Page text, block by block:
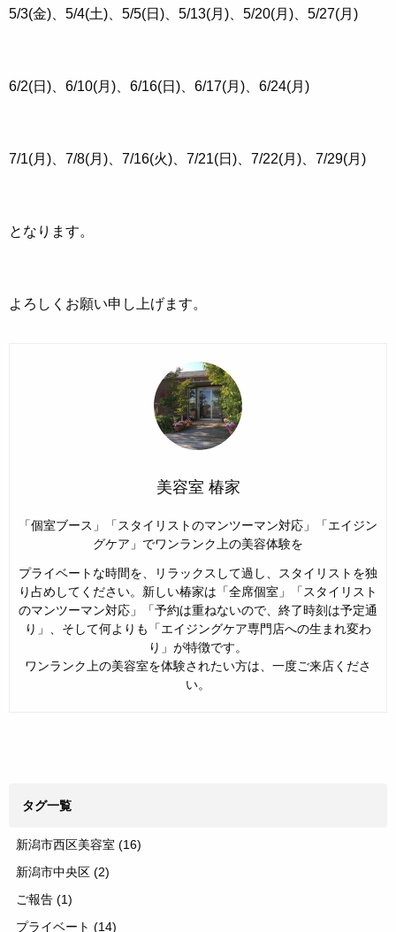
5/3(金)、5/4(土)、5/5(日)、5/13(月)、5/20(月)、5/27(月)
6/2(日)、6/10(月)、6/16(日)、6/17(月)、6/24(月)
7/1(月)、7/8(月)、7/16(火)、7/21(日)、7/22(月)、7/29(月)
となります。
よろしくお願い申し上げます。
美容室 椿家
「個室ブース」「スタイリストのマンツーマン対応」「エイジン
グケア」でワンランク上の美容体験を
プライベートな時間を、リラックスして過し、スタイリストを独
り占めしてください。新しい椿家は「全席個室」「スタイリスト
のマンツーマン対応」「予約は重ねないので、終了時刻は予定通
り」、そして何よりも「エイジングケア専門店への生まれ変わ
り」が特徴です。
ワンランク上の美容室を体験されたい方は、一度ご来店くださ
い。
タグ一覧
新潟市西区美容室 (16)
新潟市中央区 (2)
ご報告 (1)
プライベート (14)